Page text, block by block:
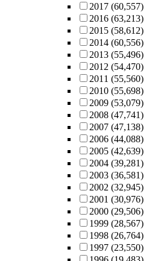
2017 (60,557)
2016 (63,213)
2015 (58,612)
2014 (60,556)
2013 (55,496)
2012 (54,470)
2011 (55,560)
2010 (55,698)
2009 (53,079)
2008 (47,741)
2007 (47,138)
2006 (44,088)
2005 (42,639)
2004 (39,281)
2003 (36,581)
2002 (32,945)
2001 (30,976)
2000 (29,506)
1999 (28,567)
1998 (26,764)
1997 (23,550)